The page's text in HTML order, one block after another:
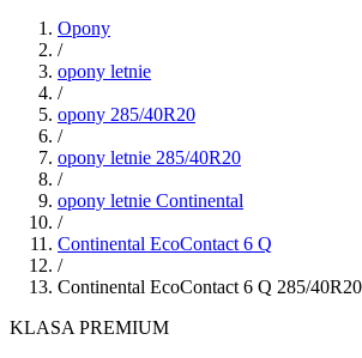
Opony
/
opony letnie
/
opony 285/40R20
/
opony letnie 285/40R20
/
opony letnie Continental
/
Continental EcoContact 6 Q
/
Continental EcoContact 6 Q 285/
KLASA PREMIUM